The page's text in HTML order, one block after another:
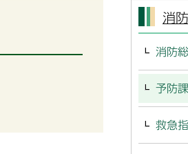
消
消防
予防課
救急